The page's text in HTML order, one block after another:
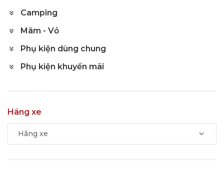
Camping
Mâm - Vỏ
Phụ kiện dùng chung
Phụ kiện khuyến mãi
Hãng xe
Hãng xe